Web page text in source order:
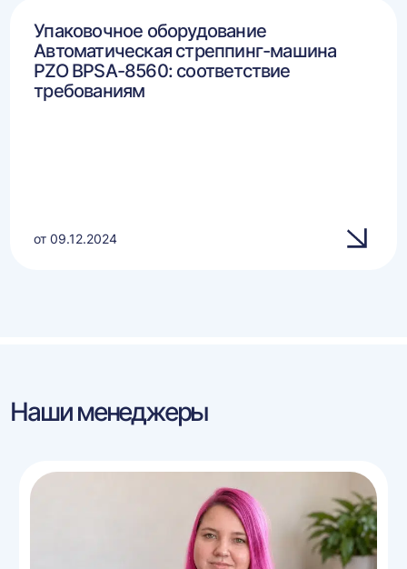
Упаковочное оборудование
Автоматическая стреппинг-машина
PZO BPSA-8560: соответствие
требованиям
от 09.12.2024
Наши менеджеры